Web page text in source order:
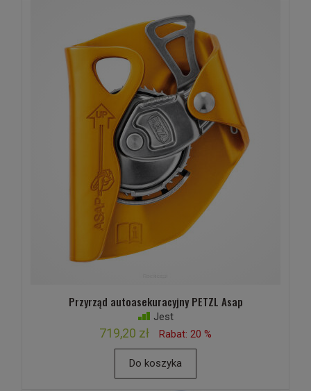
Przyrząd autoasekuracyjny PETZL Asap
Jest
719,20 zł Rabat: 20 %
Do koszyka